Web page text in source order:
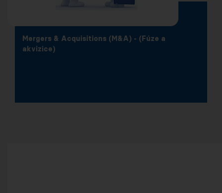
Mergers & Acquisitions (M&A) - (Fúze a
akvizice)